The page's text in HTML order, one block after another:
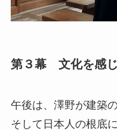
第３幕 文化を感じ
午後は、澤野が建築
そして日本人の根底